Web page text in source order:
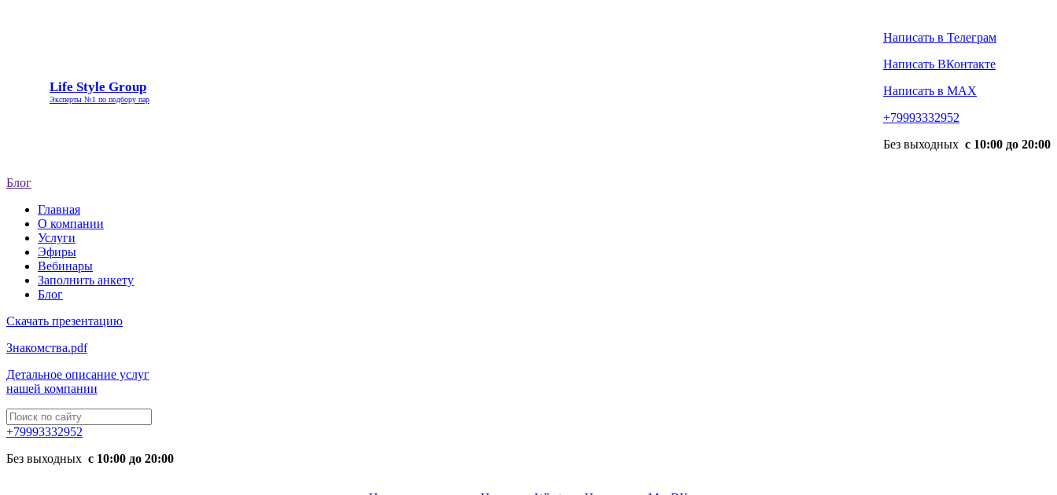
Life Style Group
Эксперты №1 по подбору пар
Написать в Телеграм
Написать ВКонтакте
Написать в MAX
+79993332952
Без выходных с 10:00 до 20:00
Блог
Главная
О компании
Услуги
Эфиры
Вебинары
Заполнить анкету
Блог
Скачать презентацию
Знакомства.pdf
Детальное описание услуг
нашей компании
+79993332952
Без выходных с 10:00 до 20:00